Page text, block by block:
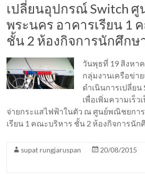
เปลี่ยนอุปกรณ์ Switch
พระนคร อาคารเรียน 1
ชั้น 2 ห้องกิจการนักศึกษ
วันพุธที่ 19 สิงหา
กลุ่มงานเครือข่า
ดำเนินการเปลี่ยน
เพื่อเพิ่มความเร็ว
จ่ายกระแสไฟฟ้าในตัว ณ ศูนย์พณิชยกา
เรียน 1 คณะบริหาร ชั้น 2 ห้องกิจการนัก
supat rungjaruspan 20/08/2015